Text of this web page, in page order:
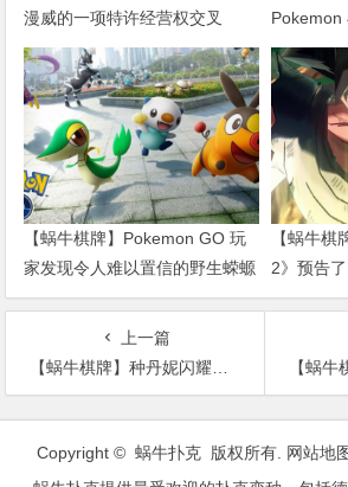
【蜗牛棋牌】Pokemon GO 玩
家发现令人难以置信的野生蝾螈
【蜗牛棋
2》预告
【蜗牛棋牌】种丹妮闪耀第九届北京国际电影节闭幕式红毯
【蜗牛棋牌】郑
章
及Fortune Spin和All-In或Fold等独特游